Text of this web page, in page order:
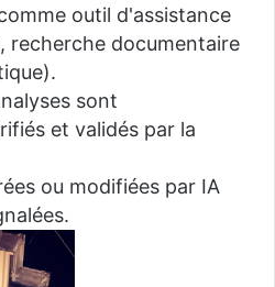
outil d'assistance
recherche documentaire
sont
et validés par la
ou modifiées par IA